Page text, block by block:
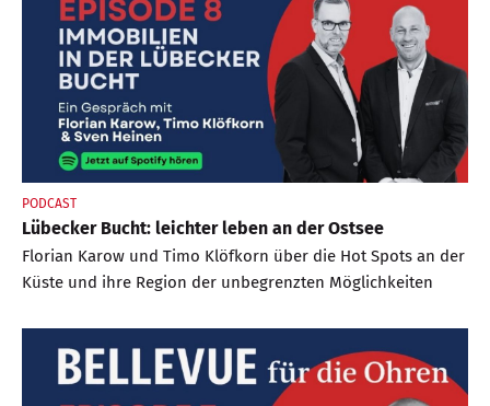
PODCAST
Lübecker Bucht: leichter leben an der Ostsee
Florian Karow und Timo Klöfkorn über die Hot Spots an der
Küste und ihre Region der unbegrenzten Möglichkeiten